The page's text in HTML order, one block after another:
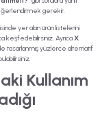
gerekir.
yer alan ürün listelerini
keşfedebilirsiniz. AyrıcaX
tasarlanmış yüzlerce alternatif
Kullanım